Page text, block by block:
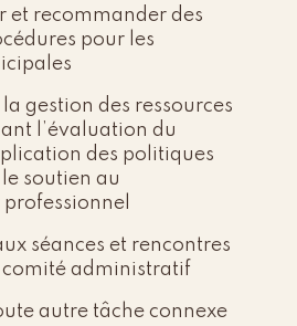
recommander des
pour les
gestion des ressources
l’évaluation du
des politiques
soutien au
séances et rencontres
comité administratif
autre tâche connexe